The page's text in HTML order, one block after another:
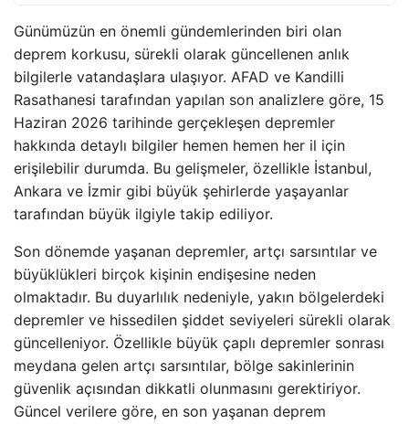
Günümüzün en önemli gündemlerinden biri olan
deprem korkusu, sürekli olarak güncellenen anlık
bilgilerle vatandaşlara ulaşıyor. AFAD ve Kandilli
Rasathanesi tarafından yapılan son analizlere göre, 15
Haziran 2026 tarihinde gerçekleşen depremler
hakkında detaylı bilgiler hemen hemen her il için
erişilebilir durumda. Bu gelişmeler, özellikle İstanbul,
Ankara ve İzmir gibi büyük şehirlerde yaşayanlar
tarafından büyük ilgiyle takip ediliyor.
Son dönemde yaşanan depremler, artçı sarsıntılar ve
büyüklükleri birçok kişinin endişesine neden
olmaktadır. Bu duyarlılık nedeniyle, yakın bölgelerdeki
depremler ve hissedilen şiddet seviyeleri sürekli olarak
güncelleniyor. Özellikle büyük çaplı depremler sonrası
meydana gelen artçı sarsıntılar, bölge sakinlerinin
güvenlik açısından dikkatli olunmasını gerektiriyor.
Güncel verilere göre, en son yaşanan deprem